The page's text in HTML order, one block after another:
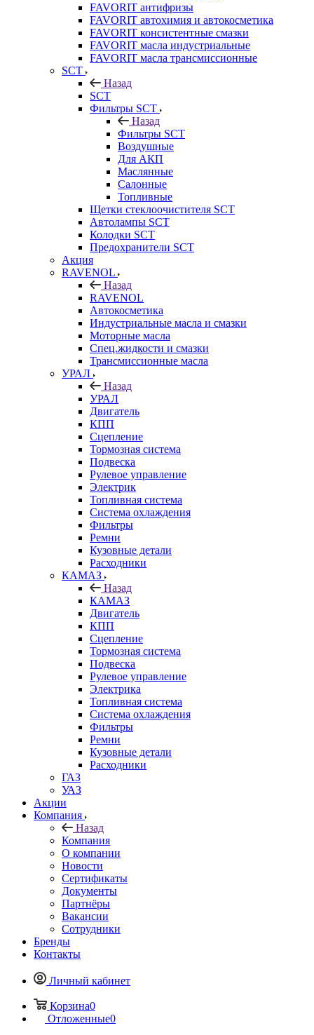
FAVORIT антифризы
FAVORIT автохимия и автокосметика
FAVORIT консистентные смазки
FAVORIT масла индустриальные
FAVORIT масла трансмиссионные
SCT
Назад
SCT
Фильтры SCT
Назад
Фильтры SCT
Воздушные
Для АКП
Маслянные
Салонные
Топливные
Щетки стеклоочистителя SCT
Автолампы SCT
Колодки SCT
Предохранители SCT
Акция
RAVENOL
Назад
RAVENOL
Автокосметика
Индустриальные масла и смазки
Моторные масла
Спец.жидкости и смазки
Трансмиссионные масла
УРАЛ
Назад
УРАЛ
Двигатель
КПП
Сцепление
Тормозная система
Подвеска
Рулевое управление
Электрик
Топливная система
Система охлаждения
Фильтры
Ремни
Кузовные детали
Расходники
КАМАЗ
Назад
КАМАЗ
Двигатель
КПП
Сцепление
Тормозная система
Подвеска
Рулевое управление
Электрика
Топливная система
Система охлаждения
Фильтры
Ремни
Кузовные детали
Расходники
ГАЗ
УАЗ
Акции
Компания
Назад
Компания
О компании
Новости
Сертификаты
Документы
Партнёры
Вакансии
Сотрудники
Бренды
Контакты
Личный кабинет
Корзина0
Отложенные0